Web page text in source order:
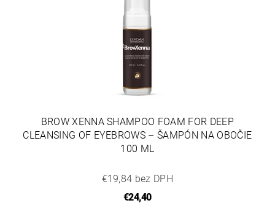
BROW XENNA SHAMPOO FOAM FOR DEEP
CLEANSING OF EYEBROWS – ŠAMPÓN NA OBOČIE
100 ML
€19,84 bez DPH
€24,40